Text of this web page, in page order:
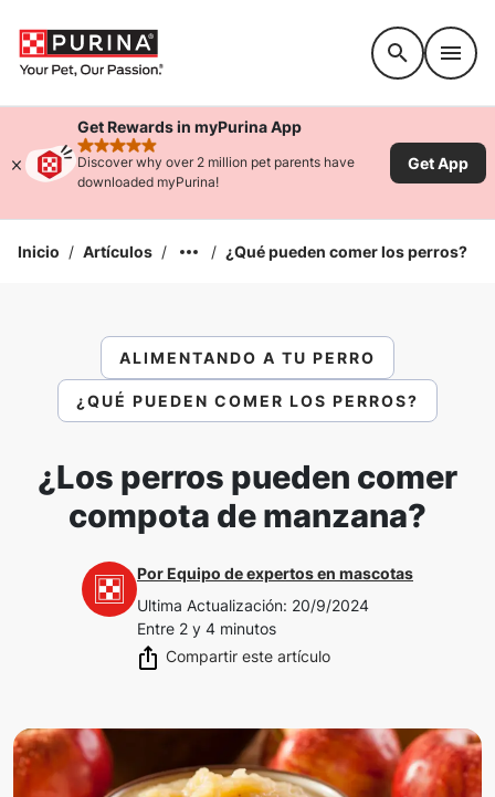
Get Rewards in myPurina App
rated 4.9 stars
Discover why over 2 million pet parents have
downloaded myPurina!
Get App
Inicio / Artículos / / ¿Qué pueden comer los perros?
ALIMENTANDO A TU PERRO
¿QUÉ PUEDEN COMER LOS PERROS?
¿Los perros pueden comer
compota de manzana?
PorEquipo de expertos en mascotas
Ultima Actualización: 20/9/2024
Entre 2 y 4 minutos
Compartir este artículo